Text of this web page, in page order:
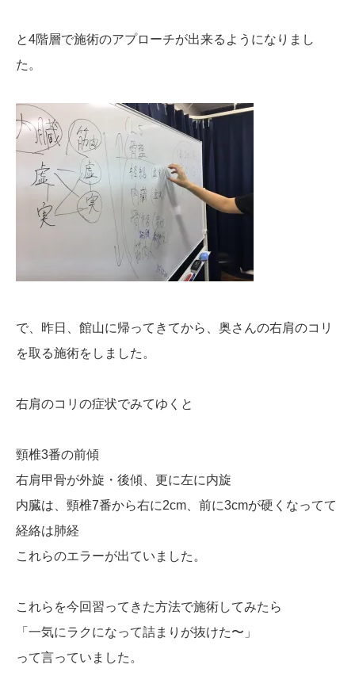
と4階層で施術のアプローチが出来るようになりまし
た。
で、昨日、館山に帰ってきてから、奥さんの右肩のコリ
を取る施術をしました。
右肩のコリの症状でみてゆくと
頸椎3番の前傾
右肩甲骨が外旋・後傾、更に左に内旋
内臓は、頸椎7番から右に2cm、前に3cmが硬くなってて
経絡は肺経
これらのエラーが出ていました。
これらを今回習ってきた方法で施術してみたら
「一気にラクになって詰まりが抜けた〜」
って言っていました。